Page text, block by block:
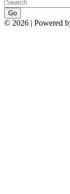
Go
© 2026 | Powered